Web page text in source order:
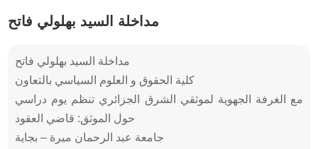
مداخلة السيد بهلولي فاتح
مداخلة السيد بهلولي فاتح
كلية الحقوق و العلوم السياسي بالتعاون
مع الغرفة الجهوية لموثقي الشرق الجزائري تنظم يوم دراسي
حول الموثق: قاضي العقود
جامعة عبد الرحمان ميرة – بجاية